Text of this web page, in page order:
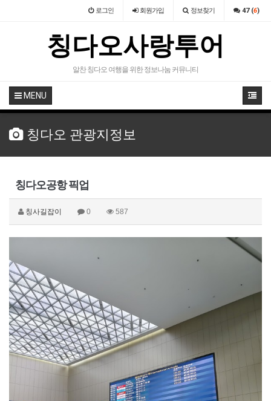
로그인 회원가입 정보찾기 47 (6)
칭다오사랑투어
알찬 칭다오 여행을 위한 정보나눔 커뮤니티
MENU
칭다오 관광지정보
칭다오공항 픽업
칭사길잡이 0 587